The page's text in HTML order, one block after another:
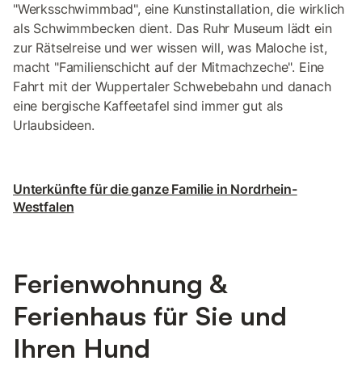
"Werksschwimmbad", eine Kunstinstallation, die wirklich
als Schwimmbecken dient. Das Ruhr Museum lädt ein
zur Rätselreise und wer wissen will, was Maloche ist,
macht "Familienschicht auf der Mitmachzeche". Eine
Fahrt mit der Wuppertaler Schwebebahn und danach
eine bergische Kaffeetafel sind immer gut als
Urlaubsideen.
Unterkünfte für die ganze Familie in Nordrhein-
Westfalen
Ferienwohnung &
Ferienhaus für Sie und
Ihren Hund